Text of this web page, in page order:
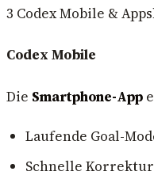
3 Codex Mobile &
Codex Mobile
Die Smartphone-App
Laufende Goal-
Schnelle